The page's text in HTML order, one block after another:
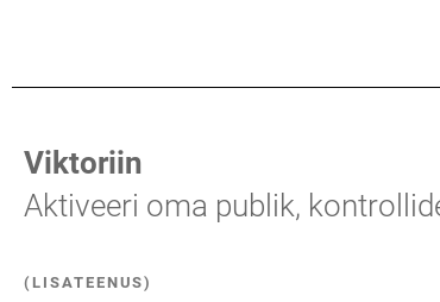
Viktoriin
Aktiveeri oma publik,
(LISATEENUS)